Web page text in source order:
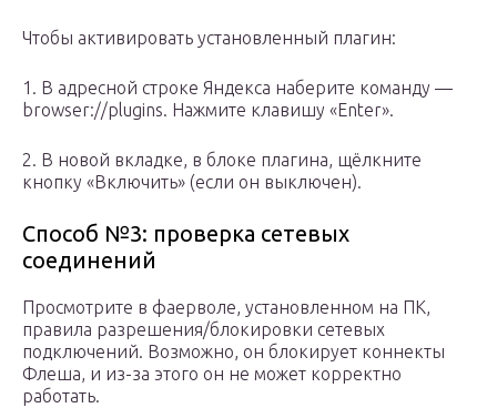
Чтобы активировать установленный плагин:
1. В адресной строке Яндекса наберите команду —
browser://plugins. Нажмите клавишу «Enter».
2. В новой вкладке, в блоке плагина, щёлкните
кнопку «Включить» (если он выключен).
Способ №3: проверка сетевых
соединений
Просмотрите в фаерволе, установленном на ПК,
правила разрешения/блокировки сетевых
подключений. Возможно, он блокирует коннекты
Флеша, и из-за этого он не может корректно
работать.